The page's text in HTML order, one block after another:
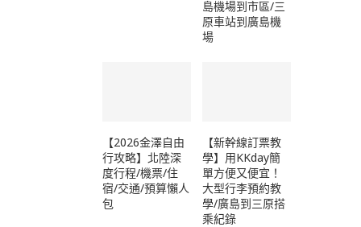
島機場到市區/三
原車站到廣島機
場
【2026金澤自由
行攻略】北陸深
度行程/機票/住
宿/交通/預算懶人
包
【新幹線訂票教
學】用KKday簡
單方便又便宜！
大型行李預約教
學/廣島到三原搭
乘紀錄